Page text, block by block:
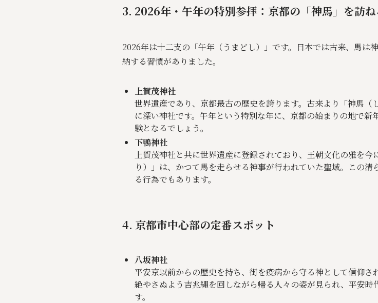
3. 2026年・午年の特別参拝：京都の「神馬」を訪ね
2026年は十二支の「午年（うまどし）」です。日本では古来、馬は
納する習慣がありました。
上賀茂神社
世界遺産であり、京都最古の歴史を誇ります。古来より「神馬
に深い神社です。午年という特別な年に、京都の始まりの地で
験となるでしょう。
下鴨神社
上賀茂神社と共に世界遺産に登録されており、王朝文化の雅を
り）」は、かつて馬を走らせる神事が行われていた聖域。この
る行為でもあります。
4. 京都市中心部の定番スポット
八坂神社
平安京以前からの歴史を持ち、街を疫病から守る神として信仰
絶やさぬよう吉兆縄を回しながら帰る人々の姿が見られ、平安
す。